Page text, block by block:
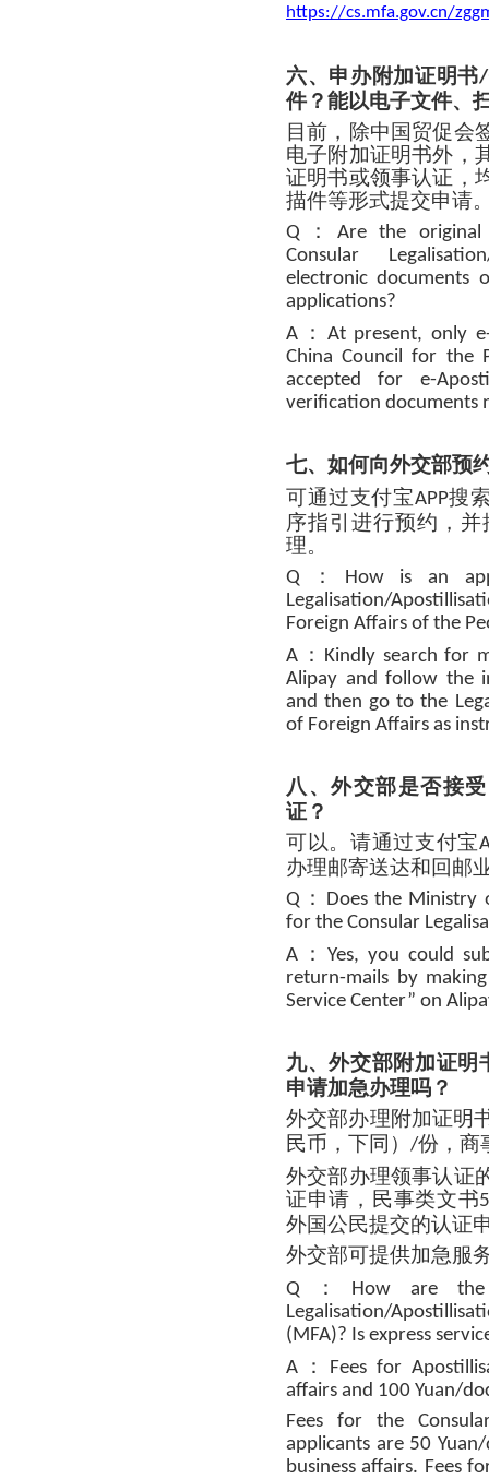
https://cs.mfa.gov.cn/
六、申办附加证明书/
件？能以电子文件、
目前，除中国贸促会
电子附加证明书外，
证明书或领事认证，
描件等形式提交申请
Q ： Are the
Consular
electronic documents
applications?
A ： At present, only
China Council for the
accepted for e-
verification documents
七、如何向外交部预
可通过支付宝APP搜
序指引进行预约，
理。
Q ：
How is an
Legalisation/
Foreign Affairs of the
A ： Kindly search for
Alipay and follow the
and then go to the
of Foreign Affairs as
八、外交部是否接
证？
可以。请通过支付宝
办理邮寄送达和回邮
Q ：
Does the Ministry
for the Consular
A ： Yes, you could
return-mails by
Service Center” on
九、外交部附加证明
申请加急办理吗？
外交部办理附加证明
民币，下同） /份，商
外交部办理领事认证
证申请，民事类文书
外国公民提交的认证
外交部可提供加急服
Q ：
How are
Legalisation/
(MFA)? Is express
A ：
Fees for
affairs and 100 Yuan/
Fees for the
applicants are 50
business affairs. Fees